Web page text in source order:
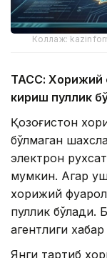
Коллаж:
ТАСС: Хорижий
кириш пуллик
Қозоғистон
бўлмаган
электрон
мумкин. Агар
хорижий
пуллик бўлади.
агентлиги
Янги тартиб